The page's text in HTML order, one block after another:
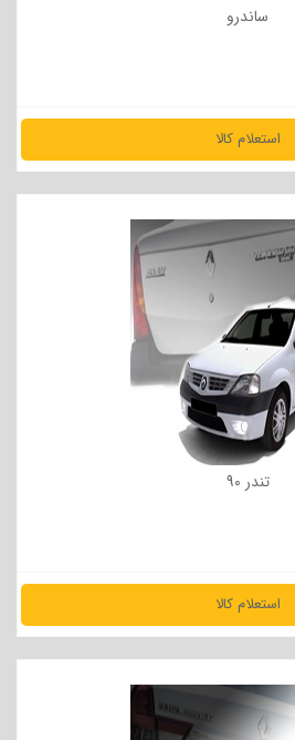
ساندرو
استعلام کالا
مشاهده جزئیات
تندر 90
استعلام کالا
مشاهده جزئیات